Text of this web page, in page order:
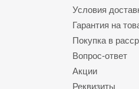
Условия
Гарантия на
Покупка в
Вопрос-ответ
Акции
Реквизиты